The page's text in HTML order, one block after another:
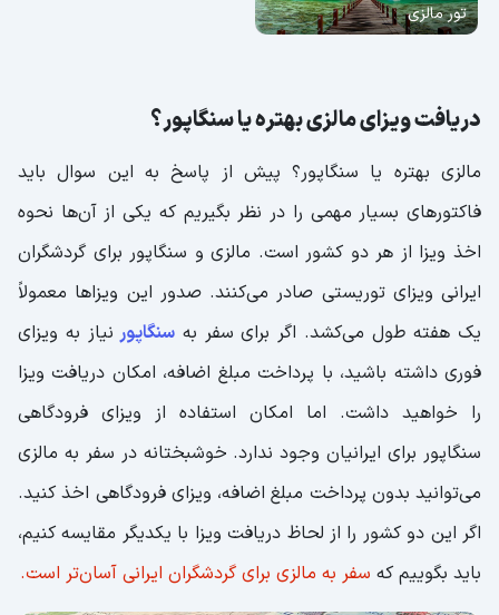
تور مالزی
دریافت ویزای مالزی بهتره یا سنگاپور؟
مالزی بهتره یا سنگاپور؟ پیش از پاسخ به این سوال باید
فاکتورهای بسیار مهمی را در نظر بگیریم که یکی از آن‌ها نحوه
اخذ ویزا از هر دو کشور است. مالزی و سنگاپور برای گردشگران
ایرانی ویزای توریستی صادر می‌کنند. صدور این ویزاها معمولاً
یک هفته طول می‌کشد. اگر برای سفر بهسنگاپور نیاز به ویزای
فوری داشته باشید، با پرداخت مبلغ اضافه، امکان دریافت ویزا
را خواهید داشت. اما امکان استفاده از ویزای فرودگاهی
سنگاپور برای ایرانیان وجود ندارد. خوشبختانه در سفر به مالزی
می‌توانید بدون پرداخت مبلغ اضافه، ویزای فرودگاهی اخذ کنید.
اگر این دو کشور را از لحاظ دریافت ویزا با یکدیگر مقایسه کنیم،
باید بگوییم که سفر به مالزی برای گردشگران ایرانی آسان‌تر است.